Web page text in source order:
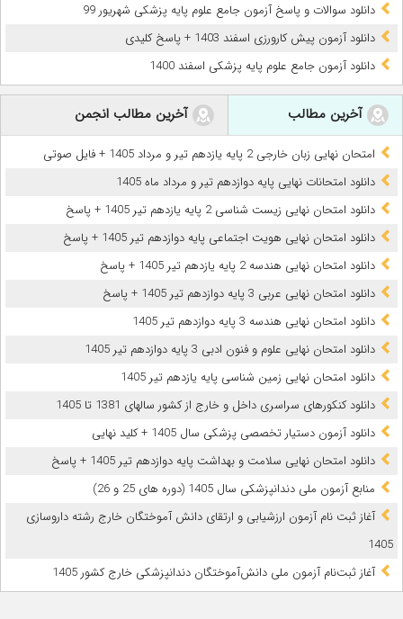
دانلود سوالات و پاسخ آزمون جامع علوم پایه پزشکی شهریور 99
دانلود آزمون پیش کارورزی اسفند 1403 + پاسخ کلیدی
دانلود آزمون جامع علوم پایه پزشکی اسفند 1400
آخرین مطالب آخرین مطالب انجمن
امتحان نهایی زبان خارجی 2 پایه یازدهم تیر و مرداد 1405 + فایل صوتی
دانلود امتحانات نهایی پایه دوازدهم تیر و مرداد ماه 1405
دانلود امتحان نهایی زیست شناسی 2 پایه یازدهم تیر 1405 + پاسخ
دانلود امتحان نهایی هویت اجتماعی پایه دوازدهم تیر 1405 + پاسخ
دانلود امتحان نهایی هندسه 2 پایه یازدهم تیر 1405 + پاسخ
دانلود امتحان نهایی عربی 3 پایه دوازدهم تیر 1405 + پاسخ
دانلود امتحان نهایی هندسه 3 پایه دوازدهم تیر 1405
دانلود امتحان نهایی علوم و فنون ادبی 3 پایه دوازدهم تیر 1405
دانلود امتحان نهایی زمین شناسی پایه یازدهم تیر 1405
دانلود کنکورهای سراسری داخل و خارج از کشور سالهای 1381 تا 1405
دانلود آزمون دستیار تخصصی پزشکی سال 1405 + کلید نهایی
دانلود امتحان نهایی سلامت و بهداشت پایه دوازدهم تیر 1405 + پاسخ
ﻣﻨﺎﺑﻊ آزﻣﻮن ﻣﻠﯽ دندانپزشکی سال 1405 (دوره های 25 و 26)
آغاز ثبت نام آزمون‌ ارزشیابی و ارتقای دانش آموختگان خارج رشته داروسازی
1405
آغاز ثبت‌نام آزمون ملی دانش‌آموختگان دندانپزشکی خارج کشور 1405